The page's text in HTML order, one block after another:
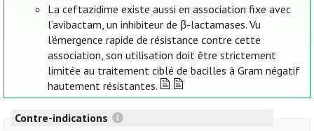
La ceftazidime existe aussi en association fixe avec
l’avibactam, un inhibiteur de β-lactamases. Vu
l'émergence rapide de résistance contre cette
association, son utilisation doit être strictement
limitée au traitement ciblé de bacilles à Gram négatif
hautement résistantes.
Contre-indications